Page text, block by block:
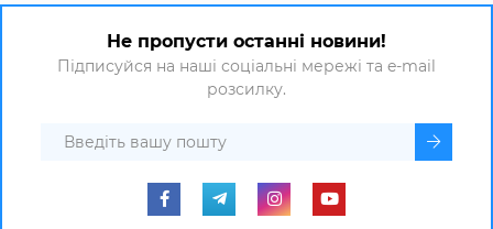
Не пропусти останні новини!
Підписуйся на наші соціальні мережі та e-mail
розсилку.